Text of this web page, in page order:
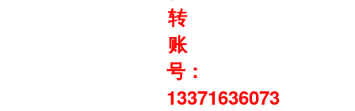
转
账
号：
13371636073